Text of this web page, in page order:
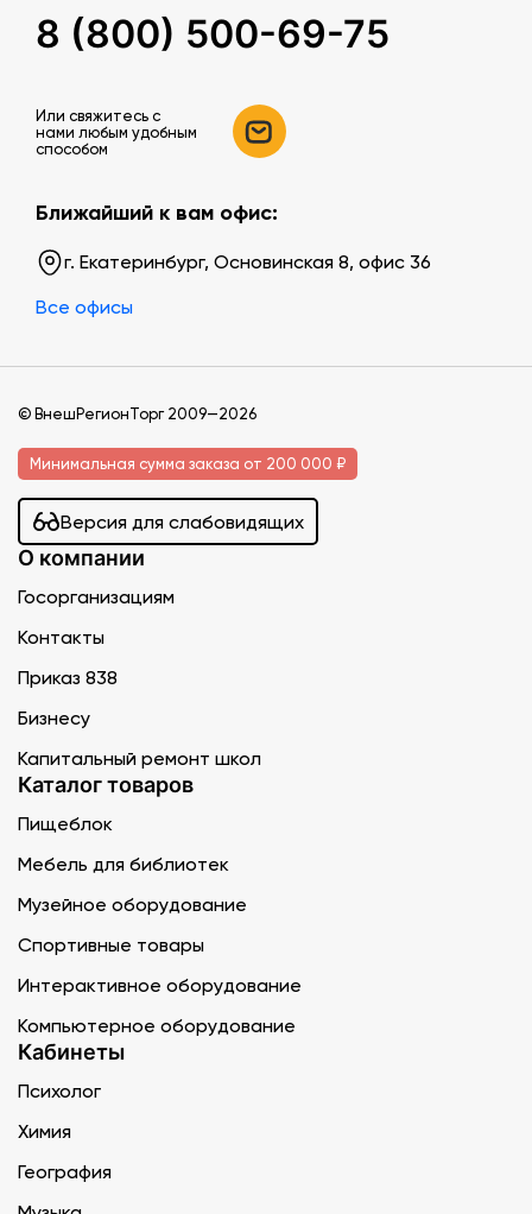
8 (800) 500-69-75
Или свяжитесь c
нами любым удобным
способом
Ближайший к вам офис:
г. Екатеринбург, Основинская 8, офис 36
Все офисы
© ВнешРегионТорг 2009—2026
Минимальная сумма заказа от 200 000 ₽
Версия для слабовидящих
О компании
Госорганизациям
Контакты
Приказ 838
Бизнесу
Капитальный ремонт школ
Каталог товаров
Пищеблок
Мебель для библиотек
Музейное оборудование
Спортивные товары
Интерактивное оборудование
Компьютерное оборудование
Кабинеты
Психолог
Химия
География